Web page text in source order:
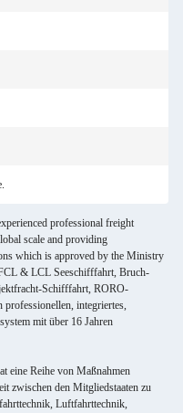
professional freight
scale and providing
which is approved by the Ministry
& LCL Seeschifffahrt, Bruch-
Schifffahrt, RORO-
integriertes,
mit über 16 Jahren
eine Reihe von Maßnahmen
zwischen den Mitgliedstaaten zu
Luftfahrttechnik,